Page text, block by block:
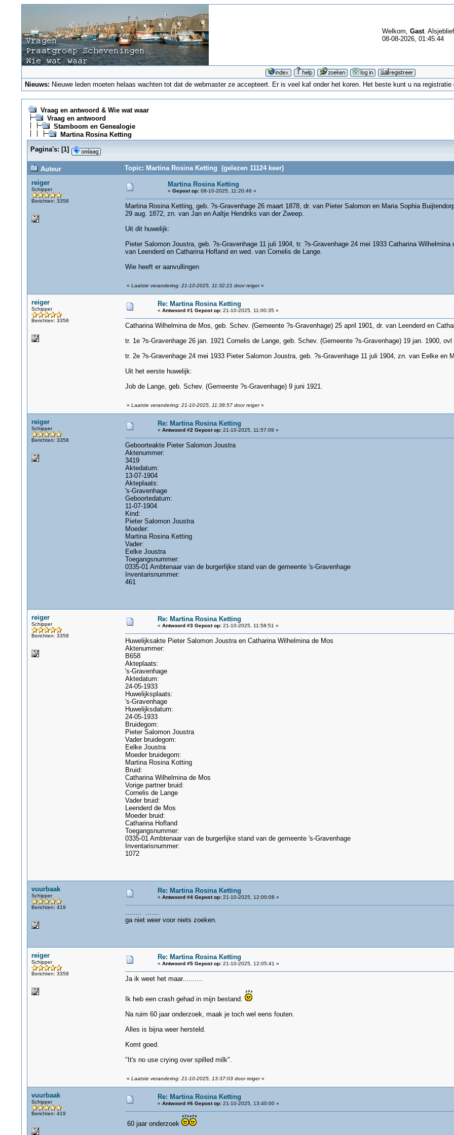
Welkom, Gast.
08-08-2026, 01:45:44
Nieuws: Nieuwe leden moeten helaas wachten tot dat de webmaster ze accepteert. Er is veel kaf onder het koren. Het beste kunt u na
Vraag en antwoord & Wie wat waar
Vraag en antwoord
Stamboom en Genealogie
Martina Rosina Ketting
Pagina's: [1]
Auteur
Topic: Martina Rosina Ketting (gelezen 11124 keer)
reiger
Schipper
Berichten: 3358
Martina Rosina Ketting
« Gepost op:08-10-2025, 11:20:46 »
Martina Rosina Ketting, geb. ?s-Gravenhage 26 maart 1878, dr. van Pieter Salomon en Maria Sophia
29 aug. 1872, zn. van Jan en Aaltje Hendriks van der Zweep.
Uit dit huwelijk:
Pieter Salomon Joustra, geb. ?s-Gravenhage 11 juli 1904, tr. ?s-Gravenhage 24 mei 1933 Catharina
van Leenderd en Catharina Hofland en wed. van Cornelis de Lange.
Wie heeft er aanvullingen
« Laatste verandering: 21-10-2025, 11:32:21 door reiger»
reiger
Schipper
Berichten: 3358
Re: Martina Rosina Ketting
« Antwoord #1 Gepost op:21-10-2025, 11:00:35 »
Catharina Wilhelmina de Mos, geb. Schev. (Gemeente ?s-Gravenhage) 25 april 1901, dr. van Leenderd en
tr. 1e ?s-Gravenhage 26 jan. 1921 Cornelis de Lange, geb. Schev. (Gemeente ?s-Gravenhage) 19 jan. 1900,
tr. 2e ?s-Gravenhage 24 mei 1933 Pieter Salomon Joustra, geb. ?s-Gravenhage 11 juli 1904, zn. van Eelke en
Uit het eerste huwelijk:
Job de Lange, geb. Schev. (Gemeente ?s-Gravenhage) 9 juni 1921.
« Laatste verandering: 21-10-2025, 11:38:57 door reiger»
reiger
Schipper
Berichten: 3358
Re: Martina Rosina Ketting
« Antwoord #2 Gepost op:21-10-2025, 11:57:09 »
Geboorteakte Pieter Salomon Joustra
Aktenummer:
3419
Aktedatum:
13-07-1904
Akteplaats:
's-Gravenhage
Geboortedatum:
11-07-1904
Kind:
Pieter Salomon Joustra
Moeder:
Martina Rosina Ketting
Vader:
Eelke Joustra
Toegangsnummer:
0335-01 Ambtenaar van de burgerlijke stand van de gemeente 's-Gravenhage
Inventarisnummer:
461
reiger
Schipper
Berichten: 3358
Re: Martina Rosina Ketting
« Antwoord #3 Gepost op:21-10-2025, 11:58:51 »
Huwelijksakte Pieter Salomon Joustra en Catharina Wilhelmina de Mos
Aktenummer:
B658
Akteplaats:
's-Gravenhage
Aktedatum:
24-05-1933
Huwelijksplaats:
's-Gravenhage
Huwelijksdatum:
24-05-1933
Bruidegom:
Pieter Salomon Joustra
Vader bruidegom:
Eelke Joustra
Moeder bruidegom:
Martina Rosina Kotting
Bruid:
Catharina Wilhelmina de Mos
Vorige partner bruid:
Cornelis de Lange
Vader bruid:
Leenderd de Mos
Moeder bruid:
Catharina Hofland
Toegangsnummer:
0335-01 Ambtenaar van de burgerlijke stand van de gemeente 's-Gravenhage
Inventarisnummer:
1072
vuurbaak
Schipper
Berichten: 419
Re: Martina Rosina Ketting
« Antwoord #4 Gepost op:21-10-2025, 12:00:08 »
........ .......
ga niet weer voor niets zoeken.
reiger
Schipper
Berichten: 3358
Re: Martina Rosina Ketting
« Antwoord #5 Gepost op:21-10-2025, 12:05:41 »
Ja ik weet het maar..........
Ik heb een crash gehad in mijn bestand.
Na ruim 60 jaar onderzoek, maak je toch wel eens fouten.
Alles is bijna weer hersteld.
Komt goed.
"It's no use crying over spilled milk".
« Laatste verandering: 21-10-2025, 13:37:03 door reiger»
vuurbaak
Schipper
Berichten: 419
Re: Martina Rosina Ketting
« Antwoord #6 Gepost op:21-10-2025, 13:40:00 »
60 jaar onderzoek